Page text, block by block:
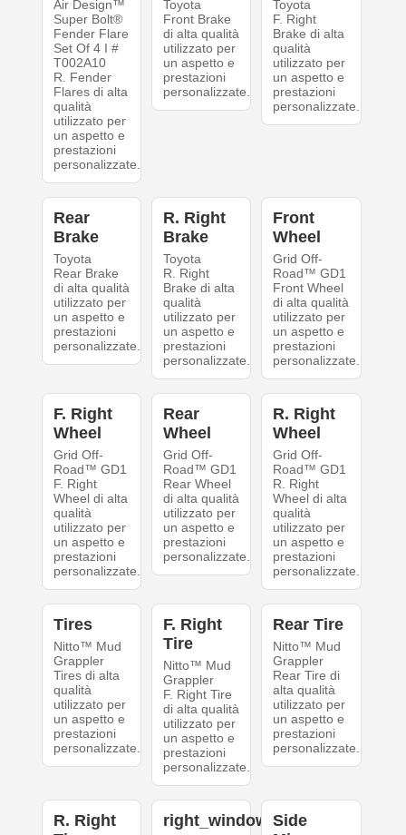
Air Design™
Super Bolt®
Fender Flare
Set Of 4 I #
T002A10
R. Fender
Flares di alta
qualità
utilizzato per
un aspetto e
prestazioni
personalizzate.
Toyota
Front Brake
di alta qualità
utilizzato per
un aspetto e
prestazioni
personalizzate.
Toyota
F. Right
Brake di alta
qualità
utilizzato per
un aspetto e
prestazioni
personalizzate.
Rear
Brake
Toyota
Rear Brake
di alta qualità
utilizzato per
un aspetto e
prestazioni
personalizzate.
R. Right
Brake
Toyota
R. Right
Brake di alta
qualità
utilizzato per
un aspetto e
prestazioni
personalizzate.
Front
Wheel
Grid Off-
Road™ GD1
Front Wheel
di alta qualità
utilizzato per
un aspetto e
prestazioni
personalizzate.
F. Right
Wheel
Grid Off-
Road™ GD1
F. Right
Wheel di alta
qualità
utilizzato per
un aspetto e
prestazioni
personalizzate.
Rear
Wheel
Grid Off-
Road™ GD1
Rear Wheel
di alta qualità
utilizzato per
un aspetto e
prestazioni
personalizzate.
R. Right
Wheel
Grid Off-
Road™ GD1
R. Right
Wheel di alta
qualità
utilizzato per
un aspetto e
prestazioni
personalizzate.
Tires
Nitto™ Mud
Grappler
Tires di alta
qualità
utilizzato per
un aspetto e
prestazioni
personalizzate.
F. Right
Tire
Nitto™ Mud
Grappler
F. Right Tire
di alta qualità
utilizzato per
un aspetto e
prestazioni
personalizzate.
Rear Tire
Nitto™ Mud
Grappler
Rear Tire di
alta qualità
utilizzato per
un aspetto e
prestazioni
personalizzate.
R. Right
right_windowsSide